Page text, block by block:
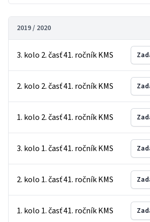
2019 / 2020
3. kolo 2. časť 41. ročník KMS
2. kolo 2. časť 41. ročník KMS
1. kolo 2. časť 41. ročník KMS
3. kolo 1. časť 41. ročník KMS
2. kolo 1. časť 41. ročník KMS
1. kolo 1. časť 41. ročník KMS